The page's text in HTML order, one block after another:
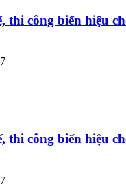
thi công biển hiệu
thi công biển hiệu